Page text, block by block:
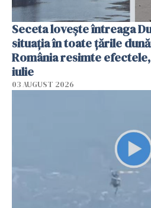
Seceta lovește întreaga
situația în toate țările
România resimte
iulie
03 AUGUST 2026